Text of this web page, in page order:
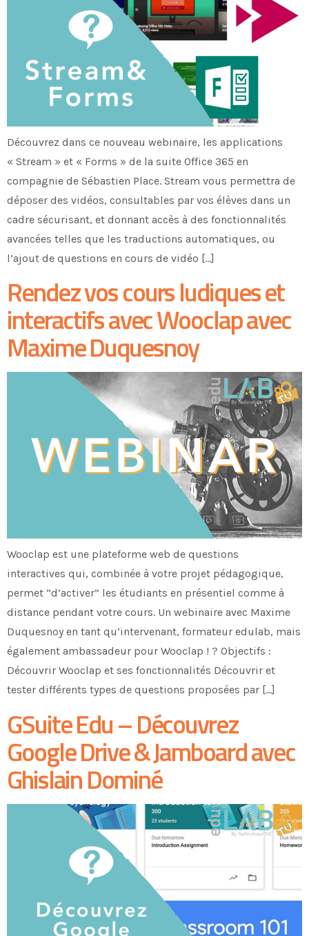
Découvrez dans ce nouveau webinaire, les applications
« Stream » et « Forms » de la suite Office 365 en
compagnie de Sébastien Place. Stream vous permettra de
déposer des vidéos, consultables par vos élèves dans un
cadre sécurisant, et donnant accès à des fonctionnalités
avancées telles que les traductions automatiques, ou
l’ajout de questions en cours de vidéo […]
Rendez vos cours ludiques et
interactifs avec Wooclap avec
Maxime Duquesnoy
Wooclap est une plateforme web de questions
interactives qui, combinée à votre projet pédagogique,
permet “d’activer” les étudiants en présentiel comme à
distance pendant votre cours. Un webinaire avec Maxime
Duquesnoy en tant qu’intervenant, formateur edulab, mais
également ambassadeur pour Wooclap ! ? Objectifs :
Découvrir Wooclap et ses fonctionnalités Découvrir et
tester différents types de questions proposées par […]
GSuite Edu – Découvrez
Google Drive & Jamboard avec
Ghislain Dominé